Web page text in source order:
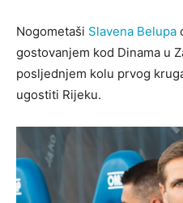
Nogometaši Slavena Belupa
gostovanjem kod Dinama u
posljednjem kolu prvog
ugostiti Rijeku.